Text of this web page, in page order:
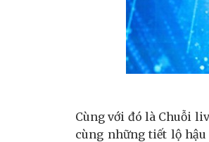
Cùng với đó là Chuỗi
cùng những tiết lộ